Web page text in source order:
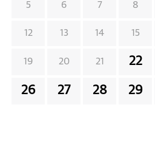
5 6 7 8
12 13 14 15
19 20 21 22
26 27 28 29